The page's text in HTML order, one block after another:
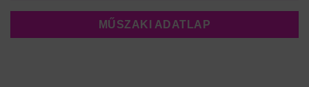
MŰSZAKI ADATLAP